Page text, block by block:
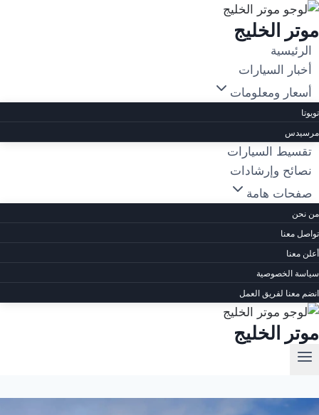
التجاوز
إلى
المحتوى
موتر الخليج
الرئيسية
أخبار السيارات
أسعار ومعلومات
تويوتا
مرسيدس
تقسيط السيارات
نصائح وإرشادات
صفحات هامة
من نحن
تواصل معنا
أعلن معنا
سياسة الخصوصية
انضم معنا لفريق العمل
موتر الخليج